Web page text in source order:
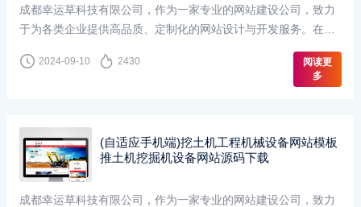
成都幸运草科技有限公司，作为一家专业的网站建设公司，致力
于为各类企业提供高品质、定制化的网站设计与开发服务。在
2024-09-10 2430
阅读更
多
(自适应手机端)挖土机工程机械设备网站模板
推土机挖掘机设备网站源码下载
成都幸运草科技有限公司，作为一家专业的网站建设公司，致力